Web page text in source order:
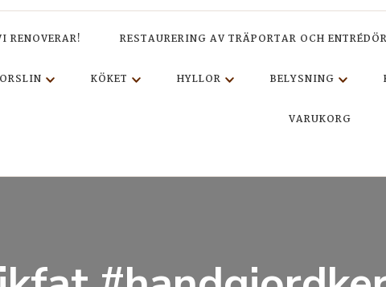
RENOVERAR! RESTAURERING AV TRÄPORTAR OCH
KÖKET HYLLOR BELYSNING
VARUKORG